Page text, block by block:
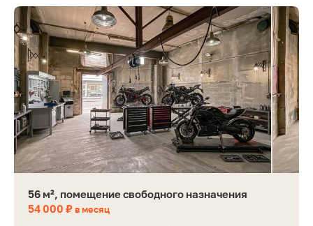
56 м², помещение свободного назначения
54 000 ₽в месяц